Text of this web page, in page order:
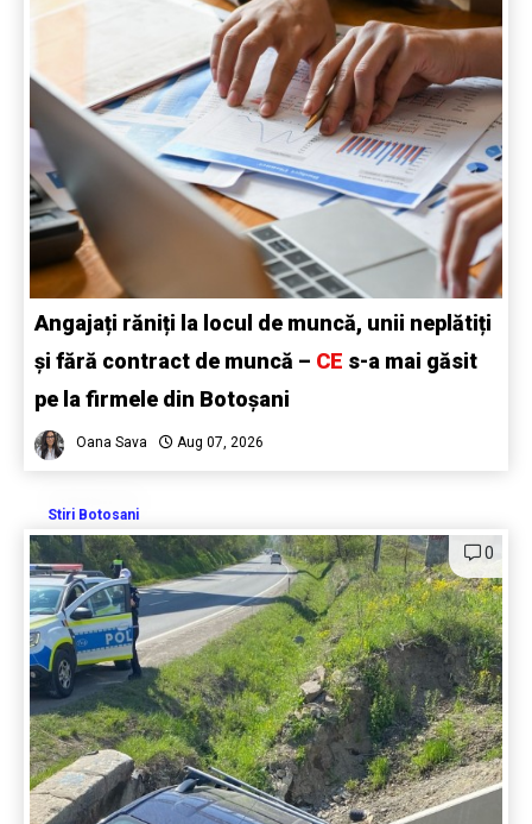
Angajați răniți la locul de muncă, unii neplătiți
și fără contract de muncă – CE s-a mai găsit
pe la firmele din Botoșani
Oana Sava Aug 07, 2026
Stiri Botosani
0